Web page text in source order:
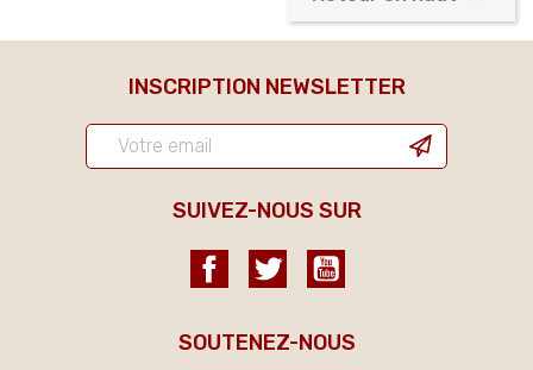
INSCRIPTION NEWSLETTER
SUIVEZ-NOUS SUR
FacebookTwitter
SOUTENEZ-NOUS